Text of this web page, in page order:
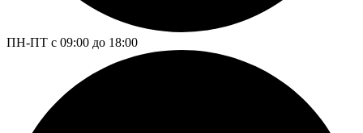
ПН-ПТ с 09:00 до 18:00